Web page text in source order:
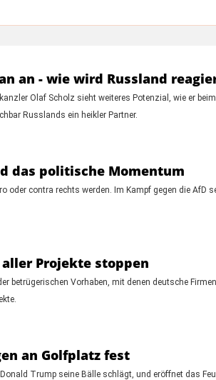
an - wie wird Russland
Olaf Scholz sieht weiteres Potenzial, wie er
Russlands ein heikler Partner.
das politische Momentum
contra rechts werden. Im Kampf gegen die AfD
Projekte stoppen
betrügerischen Vorhaben, mit denen deutsche
an Golfplatz fest
Trump seine Bälle schlägt, und eröffnet das